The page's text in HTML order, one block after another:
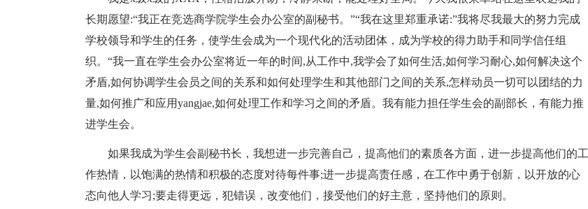
长期愿望:“我正在竞选商学院学生会办公室的副秘书。”“我在这里郑重承诺:”我将尽我最大的努力完成
学校领导和学生的任务，使学生会成为一个现代化的活动团体，成为学校的得力助手和同学信任组
织。“我一直在学生会办公室将近一年的时间,从工作中,我学会了如何生活,如何学习耐心,如何解决这个
矛盾,如何协调学生会员之间的关系和如何处理学生和其他部门之间的关系,怎样动员一切可以团结的力
量,如何推广和应用yangjae,如何处理工作和学习之间的矛盾。我有能力担任学生会的副部长，有能力推
进学生会。
如果我成为学生会副秘书长，我想进一步完善自己，提高他们的素质各方面，进一步提高他们的工
作热情，以饱满的热情和积极的态度对待每件事;进一步提高责任感，在工作中勇于创新，以开放的心
态向他人学习;要走得更远，犯错误，改变他们，接受他们的好主意，坚持他们的原则。